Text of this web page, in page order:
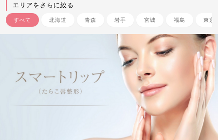
エリアをさらに絞る
すべて 北海道 青森 岩手 宮城 福島 東京